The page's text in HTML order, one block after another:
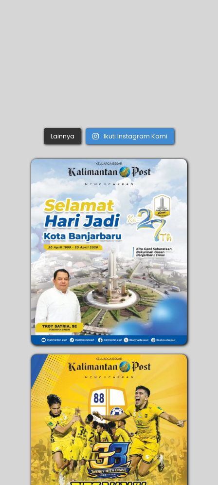
Lainnya Ikuti Instagram Kami